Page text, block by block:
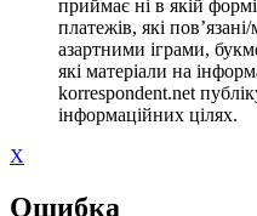
приймає ні в якій
платежів, які
азартними іграми,
які матеріали на
korrespondent.net
інформаційних цілях.
X
Ошибка